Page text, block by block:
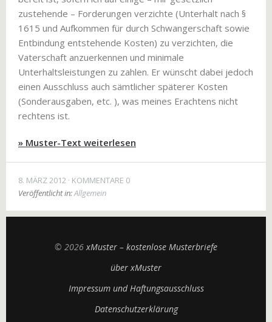
zustehende – Forderungen verzichte (Unterhalt nach §
1615 und Aufkommen für durch Schwangerschaft sowie
Entbindung entstehende Kosten) zu verzichten, die
Vaterschaft anzuerkennen und minimale
Unterhaltsleistungen zu zahlen. Er wünscht dabei jedoch
einen Ausschluss auch sämtlicher späterer Kosten
(Sonderausgaben, etc. ), was meines Erachtens nicht
rechtens ist.
» Muster-Text weiterlesen
8. MÄRZ 2012 KOMMENTARE 0
Veröffentlicht in:Allgemein
© 2026xMuster – kostenlose Musterbriefe
über xMuster
Impressum und Haftungsausschluss
Datenschutzerklärung